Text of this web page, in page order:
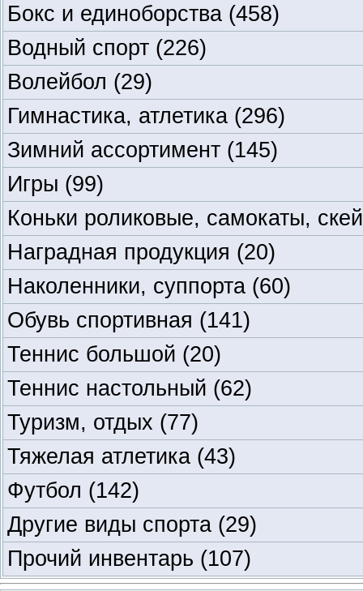
Бокс и единоборства (458)
Водный спорт (226)
Волейбол (29)
Гимнастика, атлетика (296)
Зимний ассортимент (145)
Игры (99)
Коньки роликовые, самокаты,
Наградная продукция (20)
Наколенники, суппорта (60)
Обувь спортивная (141)
Теннис большой (20)
Теннис настольный (62)
Туризм, отдых (77)
Тяжелая атлетика (43)
Футбол (142)
Другие виды спорта (29)
Прочий инвентарь (107)